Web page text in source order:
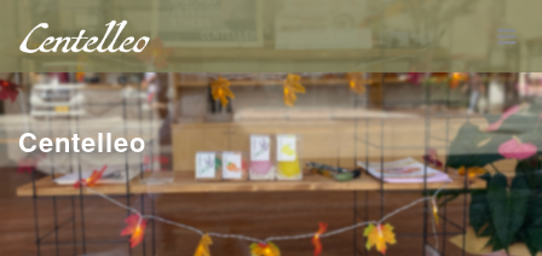
Centelleo